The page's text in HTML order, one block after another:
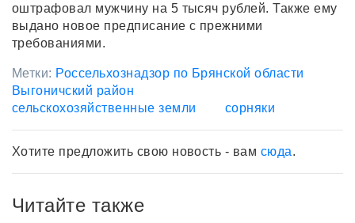
оштрафовал мужчину на 5 тысяч рублей. Также ему
выдано новое предписание с прежними
требованиями.
Метки: Россельхознадзор по Брянской области
Выгоничский район
сельскохозяйственные земли
сорняки
Хотите предложить свою новость - вам сюда.
Читайте также